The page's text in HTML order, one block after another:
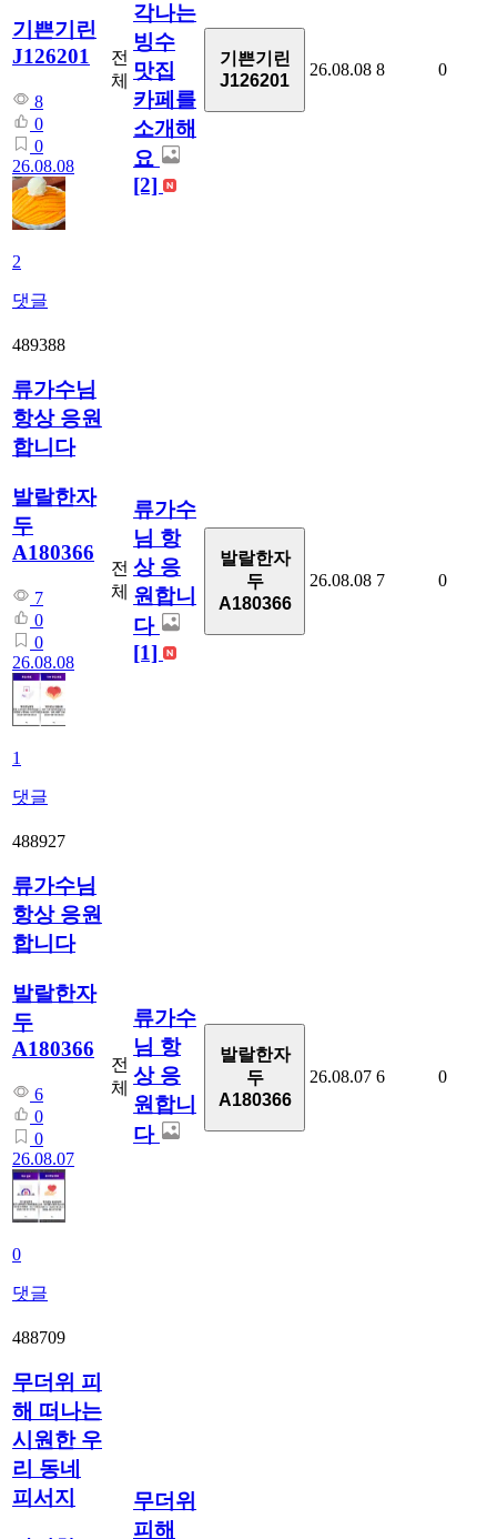
기쁜기린
J126201
8
0
0
26.08.08
2
댓글
전
체
각나는
빙수
맛집
카페를
소개해
요
[2]
기쁜기린
J126201
26.08.08 8 0
489388
류가수님
항상 응원
합니다
발랄한자
두
A180366
7
0
0
26.08.08
1
댓글
전
체
류가수
님 항
상 응
원합니
다
[1]
발랄한자
두
A180366
26.08.08 7 0
488927
류가수님
항상 응원
합니다
발랄한자
두
A180366
6
0
0
26.08.07
0
댓글
전
체
류가수
님 항
상 응
원합니
다
발랄한자
두
A180366
26.08.07 6 0
488709
무더위 피
해 떠나는
시원한 우
리 동네
피서지
무더위
피해